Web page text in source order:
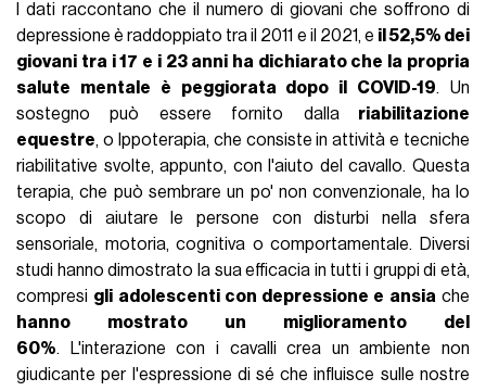
I dati raccontano che il numero di giovani che soffrono di
depressione è raddoppiato tra il 2011 e il 2021, e il 52,5% dei
giovani tra i 17 e i 23 anni ha dichiarato che la propria
salute mentale è peggiorata dopo il COVID-19. Un
sostegno può essere fornito dallariabilitazione
equestre, o Ippoterapia, che consiste in attività e tecniche
riabilitative svolte, appunto, con l'aiuto del cavallo. Questa
terapia, che può sembrare un po' non convenzionale, ha lo
scopo di aiutare le persone con disturbi nella sfera
sensoriale, motoria, cognitiva o comportamentale. Diversi
studi hanno dimostrato la sua efficacia in tutti i gruppi di età,
compresi gli adolescenti con depressione e ansiache
hanno mostrato un miglioramento del
60%. L'interazione con i cavalli crea un ambiente non
giudicante per l'espressione di sé che influisce sulle nostre